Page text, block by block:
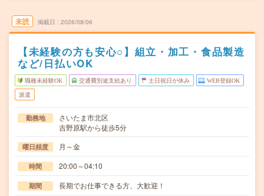
未読 掲載日 2026/08/06
【未経験の方も安心○】組立・加工・食品製造
など/日払いOK
職種未経験OK 交通費別途支給あり 土日祝日が休み WEB登録OK
派遣
勤務地
さいたま市北区
吉野原駅から徒歩5分
曜日頻度 月～金
時間 20:00～04:10
期間 長期でお仕事できる方、大歓迎！